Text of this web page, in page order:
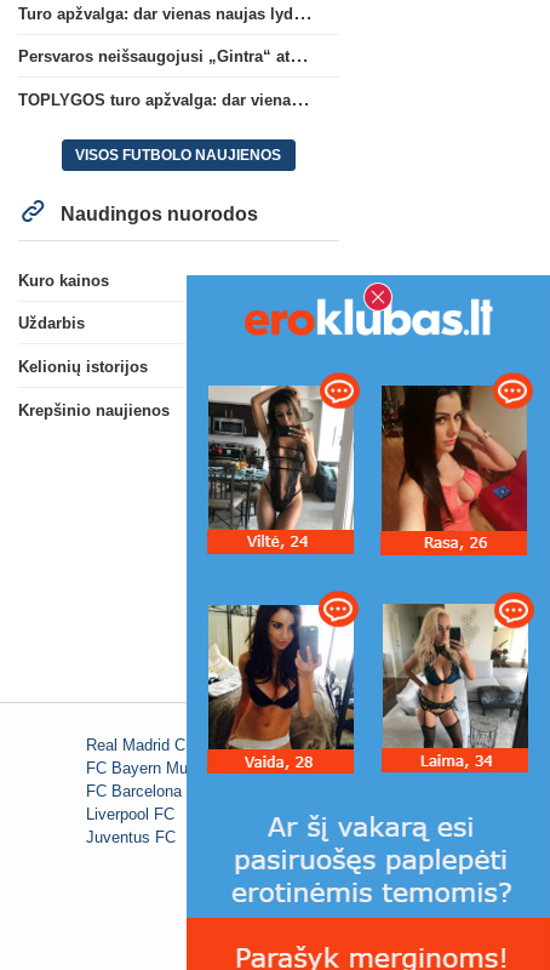
Turo apžvalga: dar vienas naujas lyderis
Persvaros neišsaugojusi „Gintra“ atrankos pusfinalyje nusileido Škotijos čempionėms
TOPLYGOS turo apžvalga: dar vienas naujas lyderis
VISOS FUTBOLO NAUJIENOS
Naudingos nuorodos
Kuro kainos
Uždarbis
Kelionių istorijos
Krepšinio naujienos
Real Madrid C.F.
FC Bayern Munich
FC Barcelona
Liverpool FC
Juventus FC